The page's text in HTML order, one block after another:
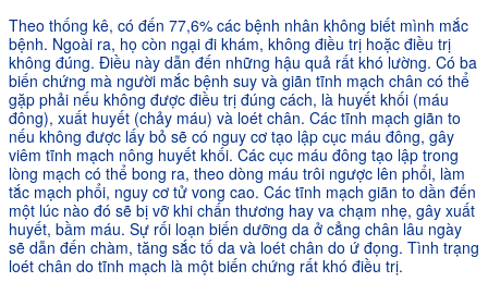
Theo thống kê, có đến 77,6% các bệnh nhân không biết mình mắc
bệnh. Ngoài ra, họ còn ngại đi khám, không điều trị hoặc điều trị
không đúng. Điều này dẫn đến những hậu quả rất khó lường. Có ba
biến chứng mà người mắc bệnh suy và giãn tĩnh mạch chân có thể
gặp phải nếu không được điều trị đúng cách, là huyết khối (máu
đông), xuất huyết (chảy máu) và loét chân. Các tĩnh mạch giãn to
nếu không được lấy bỏ sẽ có nguy cơ tạo lập cục máu đông, gây
viêm tĩnh mạch nông huyết khối. Các cục máu đông tạo lập trong
lòng mạch có thể bong ra, theo dòng máu trôi ngược lên phổi, làm
tắc mạch phổi, nguy cơ tử vong cao. Các tĩnh mạch giãn to dần đến
một lúc nào đó sẽ bị vỡ khi chấn thương hay va chạm nhẹ, gây xuất
huyết, bầm máu. Sự rối loạn biến dưỡng da ở cẳng chân lâu ngày
sẽ dẫn đến chàm, tăng sắc tố da và loét chân do ứ đọng. Tình trạng
loét chân do tĩnh mạch là một biến chứng rất khó điều trị.